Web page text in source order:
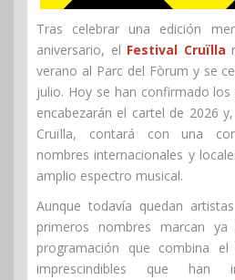
Tras celebrar una edición
aniversario, el Festival Cruïlla
verano al Parc del Fòrum y se
julio. Hoy se han confirmado
encabezarán el cartel de 2026
Cruïlla, contará con una
nombres internacionales y
amplio espectro musical.
Aunque todavía quedan
primeros nombres marcan
programación que combina
imprescindibles que han